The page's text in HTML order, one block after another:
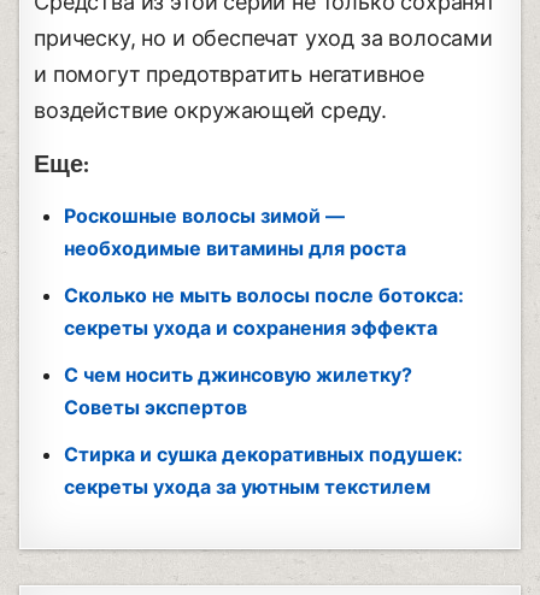
прическу, но и обеспечат уход за волосами
и помогут предотвратить негативное
воздействие окружающей среду.
Еще:
Роскошные волосы зимой —
необходимые витамины для роста
Сколько не мыть волосы после ботокса:
секреты ухода и сохранения эффекта
С чем носить джинсовую жилетку?
Советы экспертов
Стирка и сушка декоративных подушек:
секреты ухода за уютным текстилем